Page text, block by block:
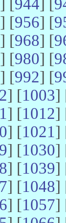
] [944] [
] [956] [
] [968] [
] [980] [
] [992] [
] [1003]
] [1012]
] [1021]
] [1030]
] [1039]
] [1048]
] [1057]